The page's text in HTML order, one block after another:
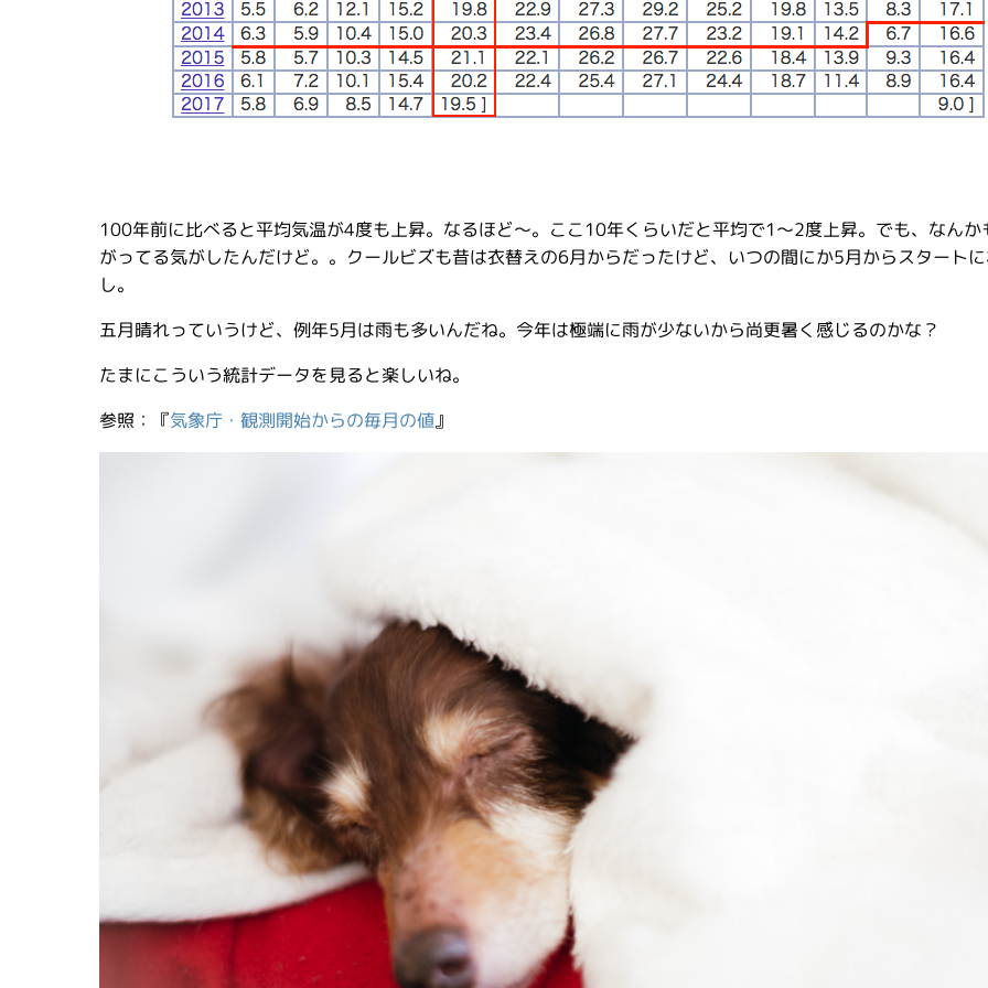
100年前に比べると平均気温が4度も上昇。なるほど〜。ここ10年くらいだと平均で1〜2度上昇。でも、なんか
がってる気がしたんだけど。。クールビズも昔は衣替えの6月からだったけど、いつの間にか5月からスタート
し。
五月晴れっていうけど、例年5月は雨も多いんだね。今年は極端に雨が少ないから尚更暑く感じるのかな？
たまにこういう統計データを見ると楽しいね。
参照：『気象庁・観測開始からの毎月の値』